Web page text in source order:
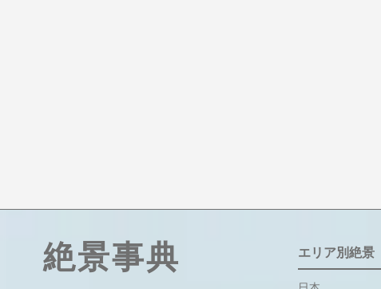
絶景事典 エリア別絶景